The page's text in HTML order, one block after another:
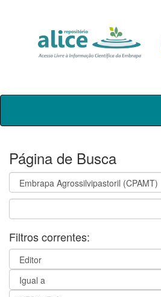
Skip
Página de Busca
Filtros correntes: